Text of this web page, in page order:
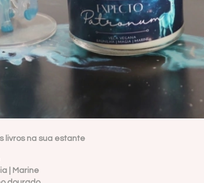
livros na sua estante
| Marine